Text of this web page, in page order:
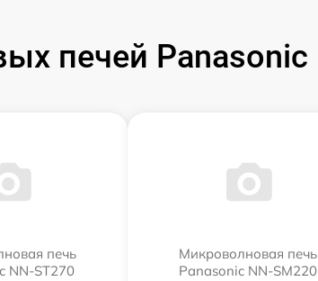
печей Panasonic
печь
NN-ST270
Микроволновая печь
Panasonic NN-SM220